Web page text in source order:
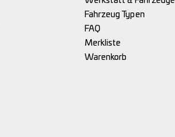
Fahrzeug Typen
FAQ
Merkliste
Warenkorb